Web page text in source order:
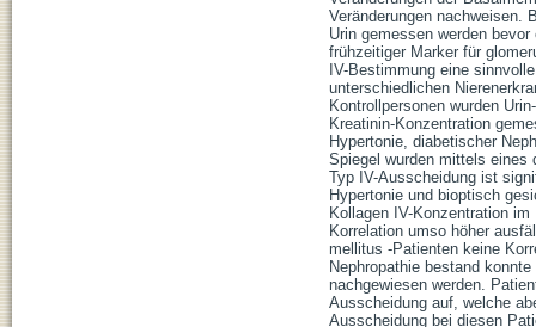
Veränderungen nachweisen.
Urin gemessen werden
frühzeitiger Marker für
IV-Bestimmung eine
unterschiedlichen
Kontrollpersonen wurden
Kreatinin-Konzentration
Hypertonie, diabetischer
Spiegel wurden mittels
Typ IV-Ausscheidung ist
Hypertonie und bioptisch
Kollagen IV-Konzentration
Korrelation umso höher
mellitus -Patienten keine
Nephropathie bestand
nachgewiesen werden.
Ausscheidung auf, welche
Ausscheidung bei diesen